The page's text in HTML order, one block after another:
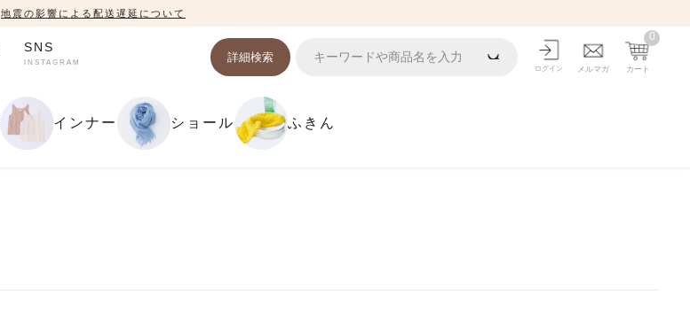
地震の影響による配送遅延について
SNS
INSTAGRAM 詳細検索
ログイン メルマガ
0
カート
インナー ショール ふきん